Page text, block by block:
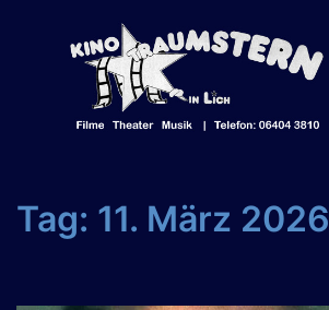
Tag: 11. März 2026